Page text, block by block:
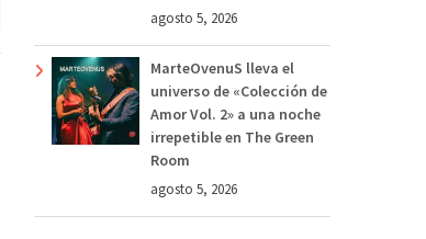
agosto 5, 2026
MarteOvenuS lleva el
universo de «Colección de
Amor Vol. 2» a una noche
irrepetible en The Green
Room
agosto 5, 2026